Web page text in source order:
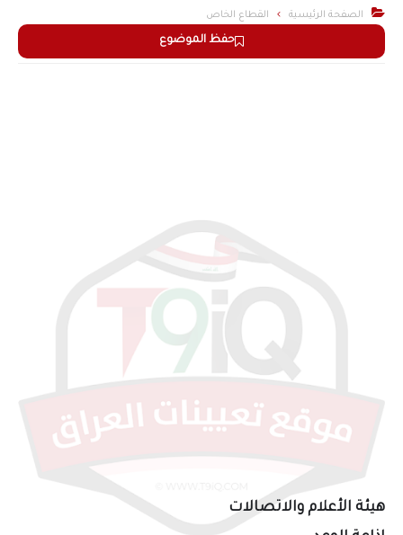
حفظ الموضوع
 الصفحة الرئيسية القطاع الخاص
هيئة الأعلام والاتصالات